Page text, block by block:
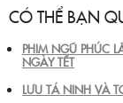
CÓ THỂ BẠN
PHIM NGŨ PHÚC
NGÀY TẾT
LƯU TÁ NINH VÀ